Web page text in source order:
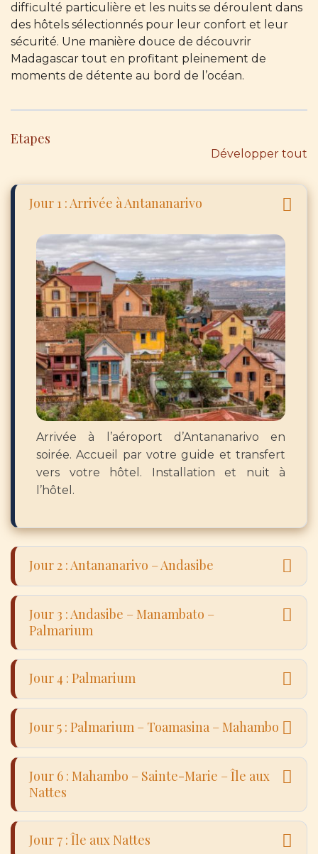
difficulté particulière et les nuits se déroulent dans
des hôtels sélectionnés pour leur confort et leur
sécurité. Une manière douce de découvrir
Madagascar tout en profitant pleinement de
moments de détente au bord de l’océan.
Etapes
Développer tout
Jour 1 : Arrivée à Antananarivo
Arrivée à l’aéroport d’Antananarivo en
soirée. Accueil par votre guide et transfert
vers votre hôtel. Installation et nuit à
l’hôtel.
Jour 2 : Antananarivo – Andasibe
Route vers l’Est à travers les villages et
Peyreras, célèbre pour ses caméléons et
reptiles. En soirée, sortie nocturne pour
Jour 3 : Andasibe – Manambato –
Palmarium
Jour 4 : Palmarium
Jour 5 : Palmarium – Toamasina – Mahambo
Jour 6 : Mahambo – Sainte-Marie – Île aux
Nattes
Jour 7 : Île aux Nattes